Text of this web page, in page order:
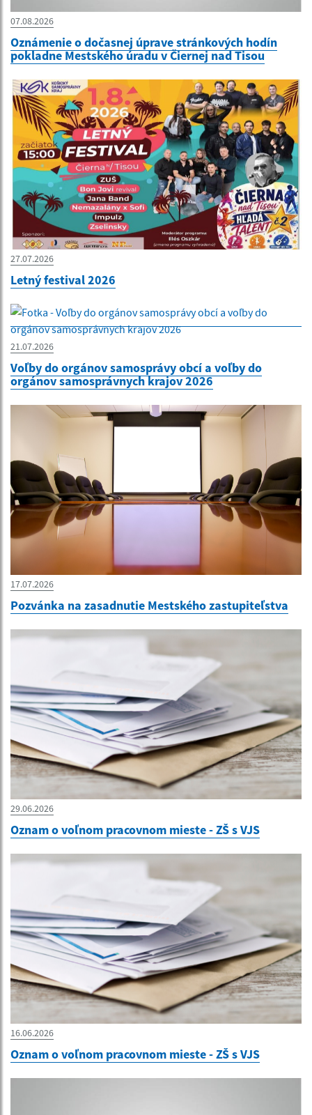
07.08.2026
Oznámenie o dočasnej úprave stránkových hodín
pokladne Mestského úradu v Čiernej nad Tisou
27.07.2026
Letný festival 2026
21.07.2026
Voľby do orgánov samosprávy obcí a voľby do
orgánov samosprávnych krajov 2026
17.07.2026
Pozvánka na zasadnutie Mestského zastupiteľstva
29.06.2026
Oznam o voľnom pracovnom mieste - ZŠ s VJS
16.06.2026
Oznam o voľnom pracovnom mieste - ZŠ s VJS